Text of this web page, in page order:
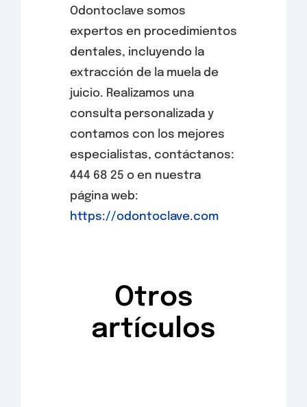
Odontoclave somos
expertos en procedimientos
dentales, incluyendo la
extracción de la muela de
juicio. Realizamos una
consulta personalizada y
contamos con los mejores
especialistas, contáctanos:
444 68 25 o en nuestra
página web:
https://odontoclave.com
Otros
artículos